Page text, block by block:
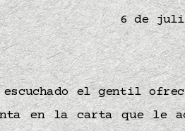
6 de
el gentil
en la carta que le